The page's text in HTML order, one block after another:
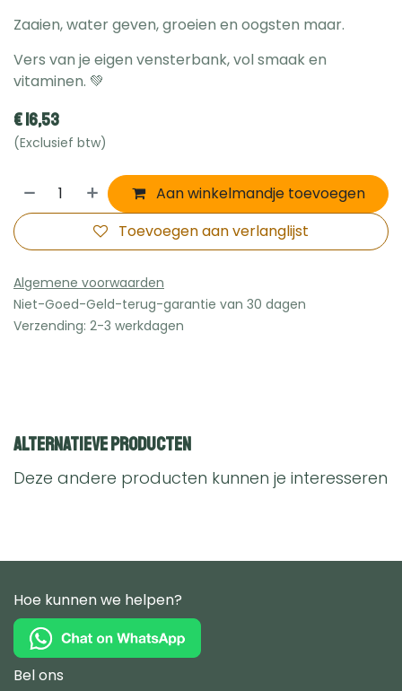
Zaaien, water geven, groeien en oogsten maar.
Vers van je eigen vensterbank, vol smaak en
vitaminen. 💚
€16,53
(Exclusief btw)
Aan winkelmandje toevoegen
Toevoegen aan verlanglijst
Algemene voorwaarden
Niet-Goed-Geld-terug-garantie van 30 dagen
Verzending: 2-3 werkdagen
Alternatieve producten
Deze andere producten kunnen je interesseren
Hoe kunnen we helpen?
Bel ons